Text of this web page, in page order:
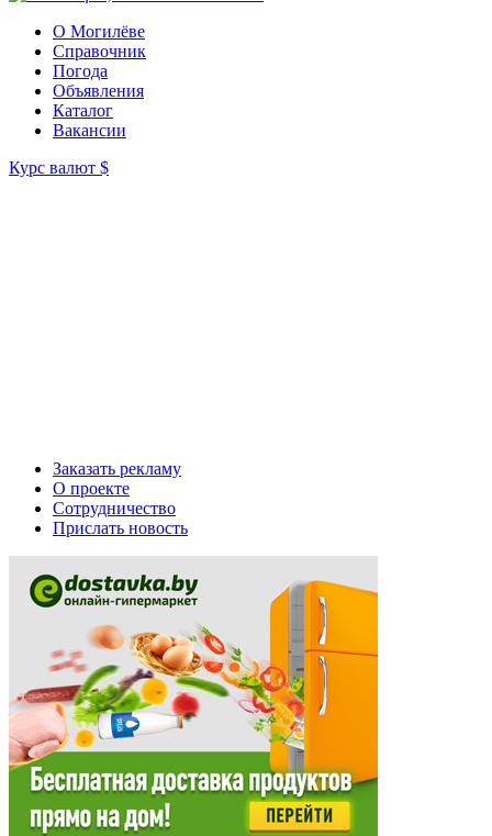
О Могилёве
Справочник
Погода
Объявления
Каталог
Вакансии
Курс валют $
Заказать рекламу
О проекте
Сотрудничество
Прислать новость